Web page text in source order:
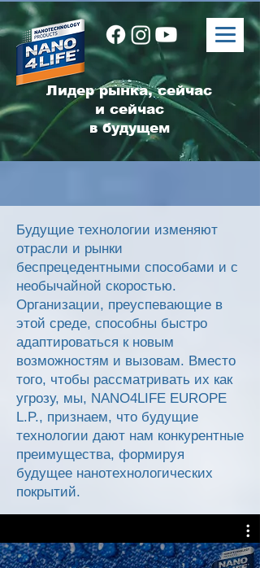
Лидер рынка, сейчас
и сейчас
в будущем
Будущие технологии изменяют
отрасли и рынки
беспрецедентными способами и с
необычайной скоростью.
Организации, преуспевающие в
этой среде, способны быстро
адаптироваться к новым
возможностям и вызовам. Вместо
того, чтобы рассматривать их как
угрозу, мы, NANO4LIFE EUROPE
L.P., признаем, что будущие
технологии дают нам конкурентные
преимущества, формируя
будущее нанотехнологических
покрытий.